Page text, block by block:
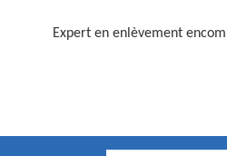
Expert en enlèvement